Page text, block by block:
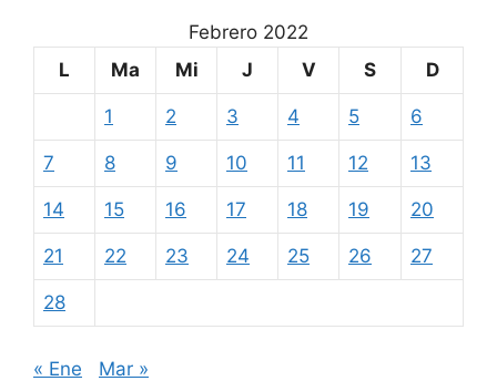
Febrero 2022
L
Ma Mi J V S D
1 2 3 4 5 6
7 8 9 10 11 12 13
14 15 16 17 18 19 20
21 22 23 24 25 26 27
28
« Ene Mar »